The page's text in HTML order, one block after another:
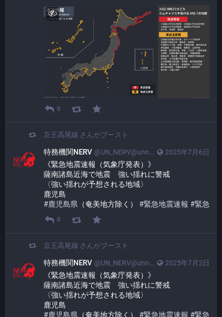
0
京王高尾線 さんがブースト
2025年7月6日
特務機関NERV @UN_NERV@unnerv.jp
《緊急地震速報（気象庁発表）》
薩南諸島近海で地震　強い揺れに警戒
〈強い揺れが予想される地域〉
鹿児島
#鹿児島県 （奄美地方除く） #緊急地震速報 #緊急
0
京王高尾線 さんがブースト
2025年7月2日
特務機関NERV @UN_NERV@unnerv.jp
《緊急地震速報（気象庁発表）》
薩南諸島近海で地震　強い揺れに警戒
〈強い揺れが予想される地域〉
鹿児島